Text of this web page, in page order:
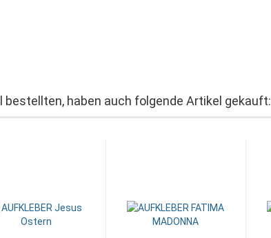
bestellten, haben auch folgende Artikel gekauft: